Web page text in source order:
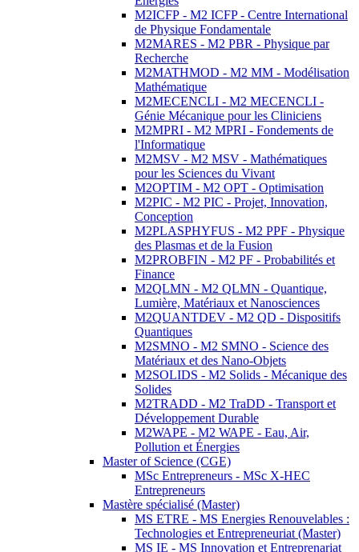
M2ICFP - M2 ICFP - Centre International
de Physique Fondamentale
M2MARES - M2 PBR - Physique par
Recherche
M2MATHMOD - M2 MM - Modélisation
Mathématique
M2MECENCLI - M2 MECENCLI -
Génie Mécanique pour les Cliniciens
M2MPRI - M2 MPRI - Fondements de
l'Informatique
M2MSV - M2 MSV - Mathématiques
pour les Sciences du Vivant
M2OPTIM - M2 OPT - Optimisation
M2PIC - M2 PIC - Projet, Innovation,
Conception
M2PLASPHYFUS - M2 PPF - Physique
des Plasmas et de la Fusion
M2PROBFIN - M2 PF - Probabilités et
Finance
M2QLMN - M2 QLMN - Quantique,
Lumière, Matériaux et Nanosciences
M2QUANTDEV - M2 QD - Dispositifs
Quantiques
M2SMNO - M2 SMNO - Science des
Matériaux et des Nano-Objets
M2SOLIDS - M2 Solids - Mécanique des
Solides
M2TRADD - M2 TraDD - Transport et
Développement Durable
M2WAPE - M2 WAPE - Eau, Air,
Pollution et Énergies
Master of Science (CGE)
MSc Entrepreneurs - MSc X-HEC
Entrepreneurs
Mastère spécialisé (Master)
MS ETRE - MS Energies Renouvelables :
Technologies et Entrepreneuriat (Master)
MS IE - MS Innovation et Entreprenariat